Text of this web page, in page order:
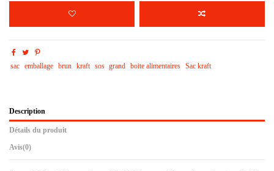
sac emballage brun kraft sos grand boite alimentaires Sac kraft
Description
Détails du produit
Avis(0)